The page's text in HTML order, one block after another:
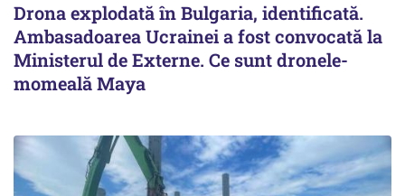
Drona explodată în Bulgaria, identificată.
Ambasadoarea Ucrainei a fost convocată la
Ministerul de Externe. Ce sunt dronele-
momeală Maya